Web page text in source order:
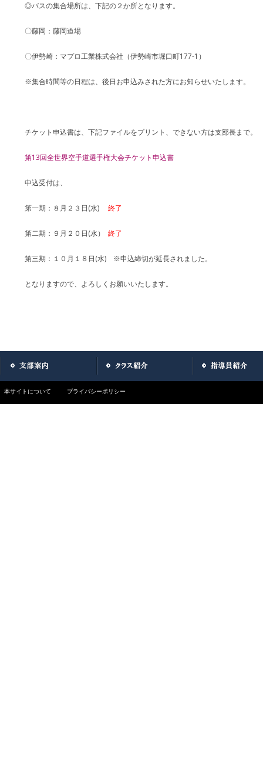
◎バスの集合場所は、下記の２か所となります。
〇藤岡：藤岡道場
〇伊勢崎：マプロ工業株式会社（伊勢崎市堀口町177-1）
※集合時間等の日程は、後日お申込みされた方にお知らせいたします。
チケット申込書は、下記ファイルをプリント、できない方は支部長まで。
第13回全世界空手道選手権大会チケット申込書
申込受付は、
第一期：８月２３日(水) 終了
第二期：９月２０日(水） 終了
第三期：１０月１８日(水) ※申込締切が延長されました。
となりますので、よろしくお願いいたします。
本サイトについて プライバシーポリシー